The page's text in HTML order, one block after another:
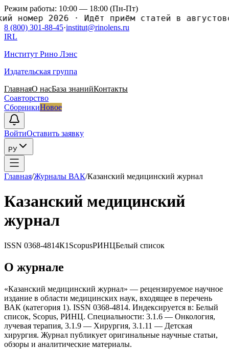
Режим работы: 10:00 — 18:00 (Пн-Пт)
2026·Идёт приём статей в
8 (800) 301-88-45·institut@rinolens.ru
IRL
Институт Рино Лэнс
Издательская группа
ГлавнаяО насБаза знанийКонтакты
Соавторство
СборникиНовое
ВойтиОставить заявку
РУ
Главная/Журналы ВАК/Казанский медицинский журнал
Казанский медицинский
журнал
ISSN 0368-4814К1 ScopusРИНЦБелый список
О журнале
«Казанский медицинский журнал» — рецензируемое научное
издание в области медицинских наук, входящее в перечень
ВАК (категория 1). ISSN 0368-4814. Индексируется в: Белый
список, Scopus, РИНЦ. Специальности: 3.1.6 — Онкология,
лучевая терапия, 3.1.9 — Xирургия, 3.1.11 — Детская
xирургия. Журнал публикует оригинальные научные статьи,
обзоры и аналитические материалы.